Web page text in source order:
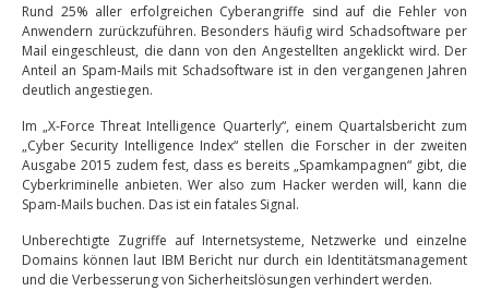
Rund 25% aller erfolgreichen Cyberangriffe sind auf die Fehler von
Anwendern zurückzuführen. Besonders häufig wird Schadsoftware per
Mail eingeschleust, die dann von den Angestellten angeklickt wird. Der
Anteil an Spam-Mails mit Schadsoftware ist in den vergangenen Jahren
deutlich angestiegen.
Im „X-Force Threat Intelligence Quarterly“, einem Quartalsbericht zum
„Cyber Security Intelligence Index“ stellen die Forscher in der zweiten
Ausgabe 2015 zudem fest, dass es bereits „Spamkampagnen“ gibt, die
Cyberkriminelle anbieten. Wer also zum Hacker werden will, kann die
Spam-Mails buchen. Das ist ein fatales Signal.
Unberechtigte Zugriffe auf Internetsysteme, Netzwerke und einzelne
Domains können laut IBM Bericht nur durch ein Identitätsmanagement
und die Verbesserung von Sicherheitslösungen verhindert werden.